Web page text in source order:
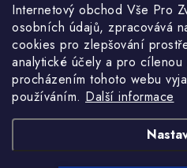
Internetový obchod Vše Pro
osobních údajů, zpracovává
cookies pro zlepšování
analytické účely a pro cílenou
procházením tohoto webu
používáním. Další informace
Informace pro Vás
Ceník dopravy
Kontakty
Obchodní podmínky
Heuréka